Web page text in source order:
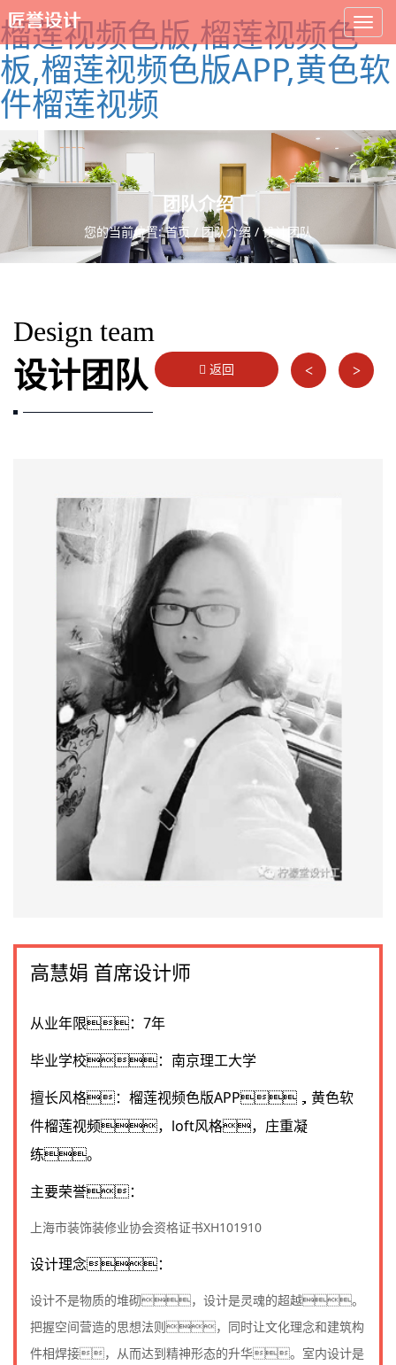
榴莲视频色版,榴莲视频色
板,榴莲视频色版APP,黄色软
件榴莲视频
团队介绍
您的当前位置:首页 / 团队介绍 / 设计团队
Design team
设计团队 返回 < >
高慧娟 首席设计师
从业年限：7年
毕业学校：南京理工大学
擅长风格：榴莲视频色版APP，黄色软
件榴莲视频，loft风格，庄重凝
练。
主要荣誉：
上海市装饰装修业协会资格证书XH101910
设计理念：
设计不是物质的堆砌，设计是灵魂的超越。
把握空间营造的思想法则，同时让文化理念和建筑构
件相焊接，从而达到精神形态的升华。室内设计是